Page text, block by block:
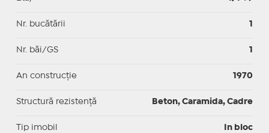
Nr. bucătării 1
Nr. băi/GS 1
An construcție 1970
Structură rezistență Beton, Caramida, Cadre
Tip imobil In bloc